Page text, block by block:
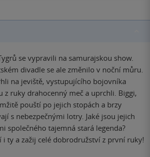
se vypravili na samurajskou show.
divadle se ale změnilo v noční můru.
na jeviště, vystupujícího bojovníka
ruky drahocenný meč a uprchli. Biggi,
pouští po jejich stopách a brzy
s nebezpečnými lotry. Jaké jsou jejich
společného tajemná stará legenda?
i ty a zažij celé dobrodružství z první ruky!